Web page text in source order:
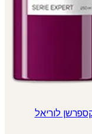
לוריאל